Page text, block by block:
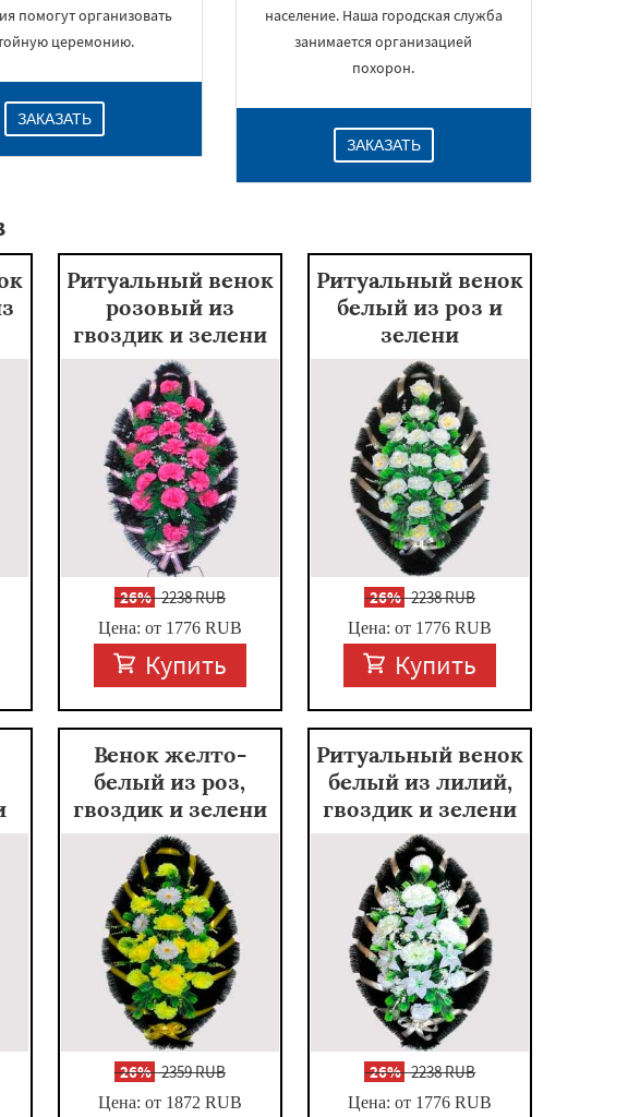
помогут организовать
церемонию.
ЗАКАЗАТЬ
население. Наша городская служба
занимается организацией
похорон.
ЗАКАЗАТЬ
Ритуальный венок
розовый из
гвоздик и зелени
-26%2238 RUB
Цена: от 1776 RUB
Купить
Ритуальный венок
белый из роз и
зелени
-26%2238 RUB
Цена: от 1776 RUB
Купить
Венок желто-
белый из роз,
гвоздик и зелени
-26%2359 RUB
Цена: от 1872 RUB
Ритуальный венок
белый из лилий,
гвоздик и зелени
-26%2238 RUB
Цена: от 1776 RUB